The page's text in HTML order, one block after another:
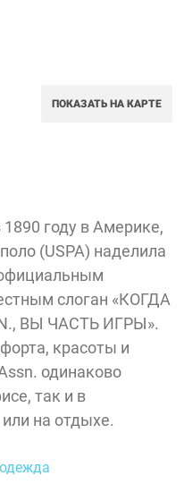
ПОКАЗАТЬ НА КАРТЕ
году в Америке,
(USPA) наделила
слоган «КОГДА
ВЫ ЧАСТЬ ИГРЫ».
красоты и
одинаково
так и в
на отдыхе.